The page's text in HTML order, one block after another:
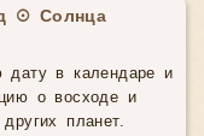
☉ Солнца
дату в календаре и
о восходе и
планет.